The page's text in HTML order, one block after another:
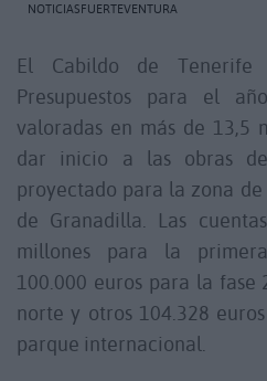
NOTICIASFUERTEVENTURA
El Cabildo de
Presupuestos para el
valoradas en más de 13,5
dar inicio a las obras
proyectado para la zona
de Granadilla. Las
millones para la
100.000 euros para la fase
norte y otros 104.328
parque internacional.